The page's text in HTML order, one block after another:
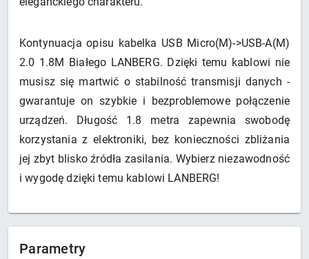
Kontynuacja opisu kabelka USB Micro(M)->USB-A(M)
2.0 1.8M Białego LANBERG. Dzięki temu kablowi nie
musisz się martwić o stabilność transmisji danych -
gwarantuje on szybkie i bezproblemowe połączenie
urządzeń. Długość 1.8 metra zapewnia swobodę
korzystania z elektroniki, bez konieczności zbliżania
jej zbyt blisko źródła zasilania. Wybierz niezawodność
i wygodę dzięki temu kablowi LANBERG!
Parametry